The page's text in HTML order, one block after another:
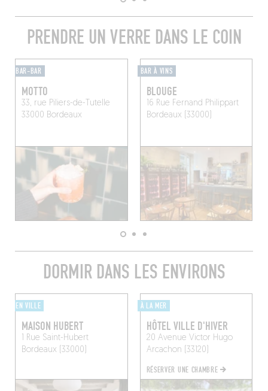
PRENDRE UN VERRE DANS LE COIN
BAR-BAR
MOTTO
33, rue Piliers-de-Tutelle
33000 Bordeaux
BAR À VINS
BLOUGE
16 Rue Fernand Philippart
Bordeaux (33000)
DORMIR DANS LES ENVIRONS
EN VILLE
MAISON HUBERT
1 Rue Saint-Hubert
Bordeaux (33000)
À LA MER
HÔTEL VILLE D'HIVER
20 Avenue Victor Hugo
Arcachon (33120)
RÉSERVER UNE CHAMBRE